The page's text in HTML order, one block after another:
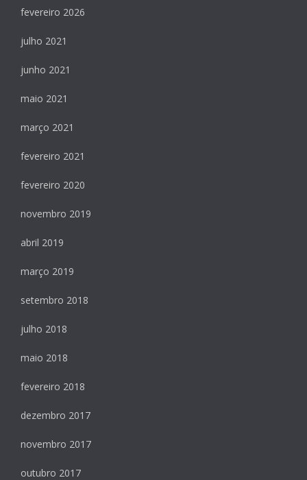
fevereiro 2026
julho 2021
junho 2021
maio 2021
março 2021
fevereiro 2021
fevereiro 2020
novembro 2019
abril 2019
março 2019
setembro 2018
julho 2018
maio 2018
fevereiro 2018
dezembro 2017
novembro 2017
outubro 2017